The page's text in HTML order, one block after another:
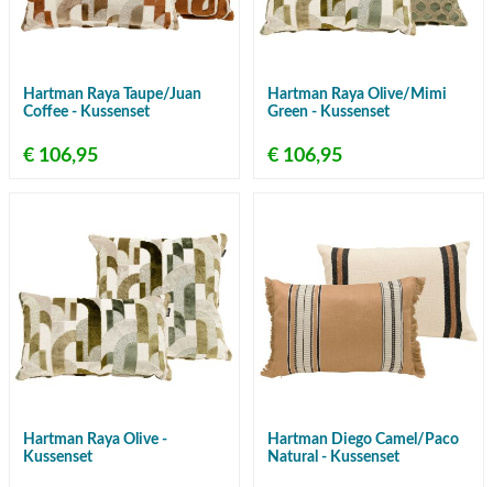
Hartman Raya Taupe/Juan
Coffee - Kussenset
€ 106,95
Hartman Raya Olive/Mimi
Green - Kussenset
€ 106,95
Hartman Raya Olive -
Kussenset
Hartman Diego Camel/Paco
Natural - Kussenset